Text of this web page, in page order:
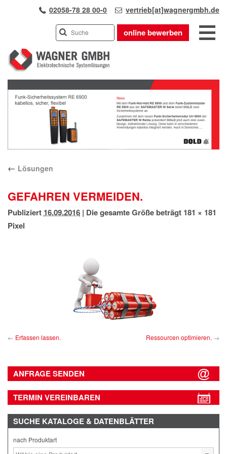
02058-78 28 00-0 vertrieb[at]wagnergmbh.de
online bewerben
INDUSTRIEVERTRETUNG
UNSER TEAM
WIR ÜBER UNS
KARRIERE
PRODUKTE
APPLIKATIONEN
KONTAKT
ANFAHRT
Previous
Next
← Lösungen
GEFAHREN VERMEIDEN.
Publiziert 16.09.2016 | Die gesamte Größe beträgt 181 × 181
Pixel
Erfassen lassen. Ressourcen optimieren.
ANFRAGE SENDEN
TERMIN VEREINBAREN
SUCHE KATALOGE & DATENBLÄTTER
nach Produktart